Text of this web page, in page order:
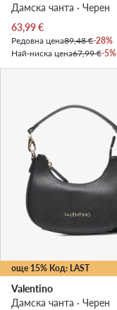
Дамска чанта · Черен
Актуална цена
63,99€
Редовна цена89,48 €-28%
Най-ниска цена67,99 €-5%
още 15% Код: LAST
Valentino
Дамска чанта · Черен